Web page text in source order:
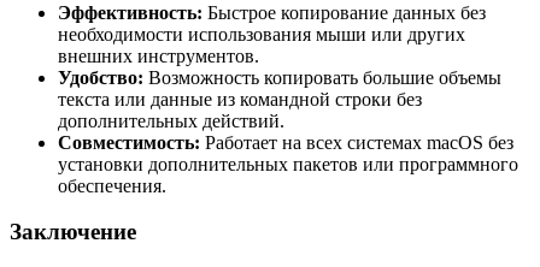
Эффективность: Быстрое копирование данных без
необходимости использования мыши или других
внешних инструментов.
Удобство: Возможность копировать большие объемы
текста или данные из командной строки без
дополнительных действий.
Совместимость: Работает на всех системах macOS без
установки дополнительных пакетов или программного
обеспечения.
Заключение